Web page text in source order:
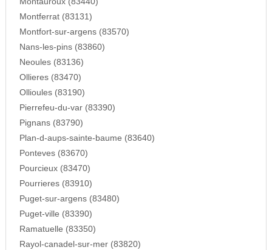
Montferrat (83131)
Montfort-sur-argens (83570)
Nans-les-pins (83860)
Neoules (83136)
Ollieres (83470)
Ollioules (83190)
Pierrefeu-du-var (83390)
Pignans (83790)
Plan-d-aups-sainte-baume (83640)
Ponteves (83670)
Pourcieux (83470)
Pourrieres (83910)
Puget-sur-argens (83480)
Puget-ville (83390)
Ramatuelle (83350)
Rayol-canadel-sur-mer (83820)